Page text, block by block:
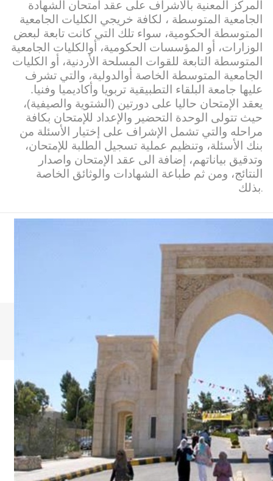
المركز المعنية بالاشراف على عقد امتحان الشهادة
الجامعية المتوسطة ، لكافة خريجي الكليات الجامعية
المتوسطة الحكومية، سواء تلك التي كانت تابعة لبعض
الوزارات، أو المؤسسات الحكومية، أوالكليات الجامعية
المتوسطة التابعة للقوات المسلحة الأردنية، أو الكليات
الجامعية المتوسطة الخاصة أوالدولية، والتي تشرف
عليها جامعة البلقاء التطبيقية تربويا وأكاديميا وفنيا.
يعقد الإمتحان حاليا على دورتين (الشتوية والصيفية)،
حيث تتولى الوحدة التحضير والإعداد للإمتحان بكافة
مراحله والتي تشمل الإشراف على إختيار الأسئلة من
بنك الأسئلة، وتنظيم عملية تسجيل الطلبة للإمتحان،
وتدقيق بياناتهم، إضافة الى عقد الإمتحان واصدار
النتائج، ومن ثم طباعة الشهادات والوثائق الخاصة
بذلك.
Evaluation and examinations Unit -
Balqa Applied University